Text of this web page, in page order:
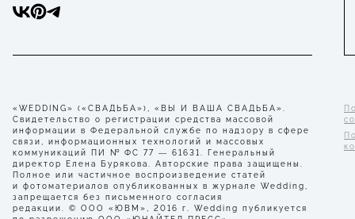
«WEDDING» («СВАДЬБА»), «ВЫ И ВАША СВАДЬБА».
Свидетельство о регистрации средства массовой
информации в Федеральной службе по надзору в сфере
связи, информационных технологий и массовых
коммуникаций ПИ № ФС 77 — 61631. Генеральный
директор Елена Бурякова. Авторские права защищены.
Полное или частичное воспроизведение статей
и фотоматериалов опубликованных в журнале Wedding,
запрещается без письменного согласия
редакции. © ООО «ЮВМ», 2016 г. Wedding публикуется